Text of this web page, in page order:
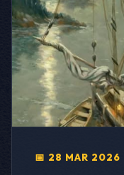
📅 28 MAR 2026